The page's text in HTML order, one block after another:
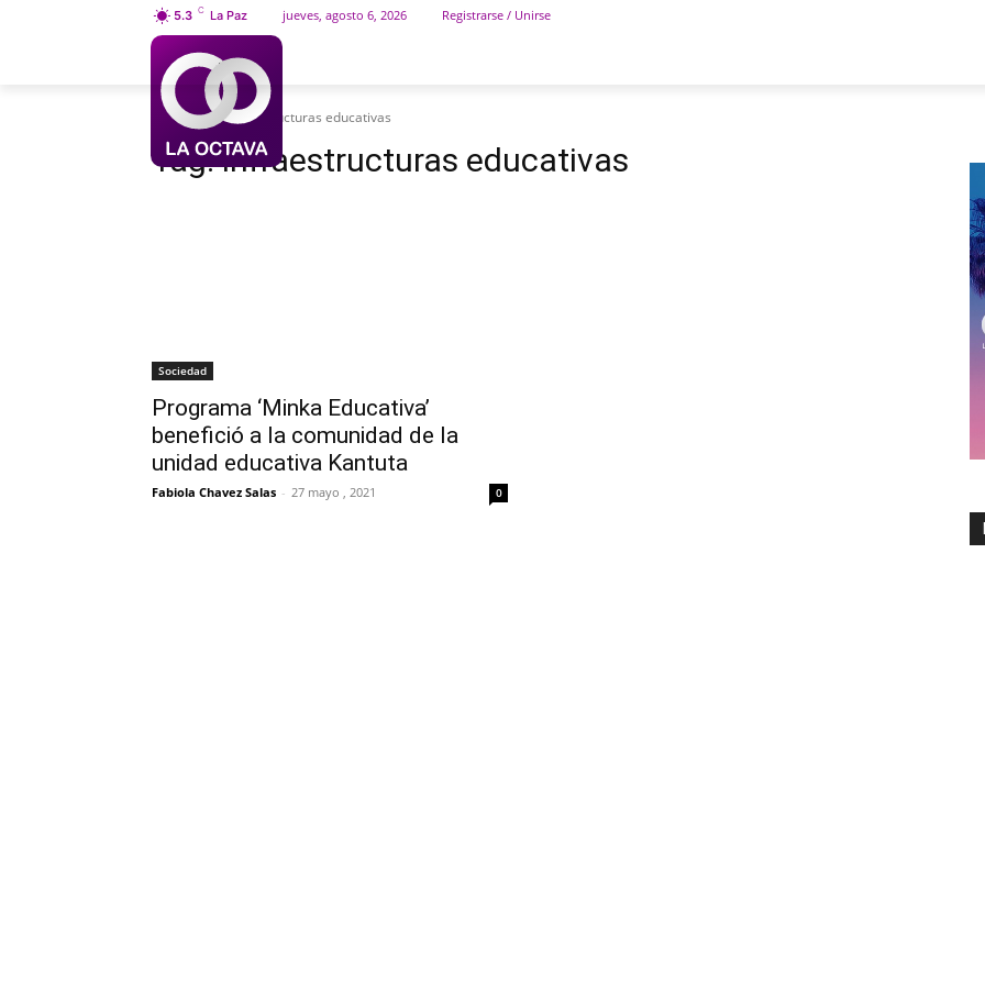
5.3 C La Paz jueves, agosto 6, 2026 Registrarse / Unirse
Etiquetas Infraestructuras educativas
Tag:infraestructuras educativas
Sociedad
Programa ‘Minka Educativa’
benefició a la comunidad de la
unidad educativa Kantuta
Fabiola Chavez Salas - 27 mayo , 2021 0